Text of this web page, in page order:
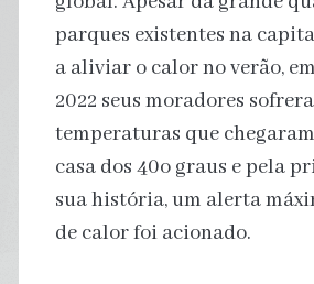
parques existentes na
a aliviar o calor no verão,
2022 seus moradores
temperaturas que
casa dos 40o graus e pela
sua história, um alerta
de calor foi acionado.